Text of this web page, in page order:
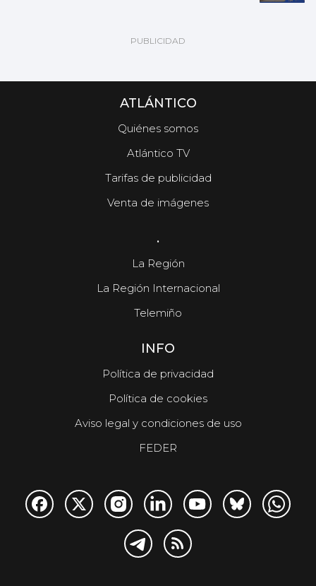
ATLÁNTICO
Quiénes somos
Atlántico TV
Tarifas de publicidad
Venta de imágenes
.
La Región
La Región Internacional
Telemiño
INFO
Política de privacidad
Política de cookies
Aviso legal y condiciones de uso
FEDER